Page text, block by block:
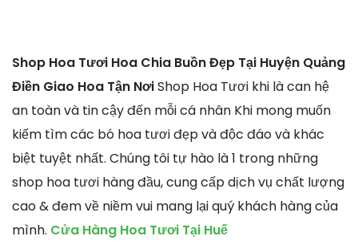
Shop Hoa Tươi Hoa Chia Buồn Đẹp Tại Huyện Quảng
Điền Giao Hoa Tận NơiShop Hoa Tươi khi là can hệ
an toàn và tin cậy đến mỗi cá nhân Khi mong muốn
kiếm tìm các bó hoa tươi đẹp và độc đáo và khác
biệt tuyệt nhất. Chúng tôi tự hào là 1 trong những
shop hoa tươi hàng đầu, cung cấp dịch vụ chất lượng
cao & đem về niềm vui mang lại quý khách hàng của
mình. Cửa Hàng Hoa Tươi Tại Huế